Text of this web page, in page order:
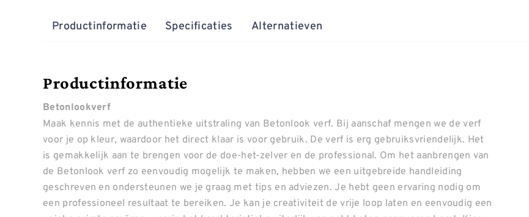
Productinformatie Specificaties Alternatieven
Productinformatie
Betonlookverf
Maak kennis met de authentieke uitstraling van Betonlook verf. Bij aanschaf mengen we de verf
voor je op kleur, waardoor het direct klaar is voor gebruik. De verf is erg gebruiksvriendelijk. Het
is gemakkelijk aan te brengen voor de doe-het-zelver en de professional. Om het aanbrengen van
de Betonlook verf zo eenvoudig mogelijk te maken, hebben we een uitgebreide handleiding
geschreven en ondersteunen we je graag met tips en adviezen. Je hebt geen ervaring nodig om
een professioneel resultaat te bereiken. Je kan je creativiteit de vrije loop laten en eenvoudig een